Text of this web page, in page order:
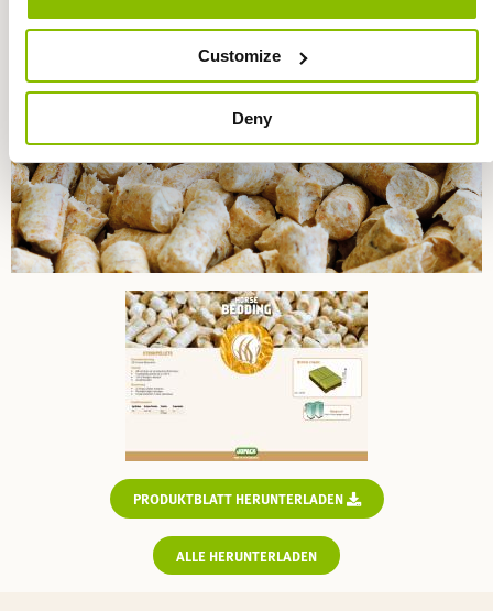
Customize
Deny
PRODUKTBLATT HERUNTERLADEN
ALLE HERUNTERLADEN